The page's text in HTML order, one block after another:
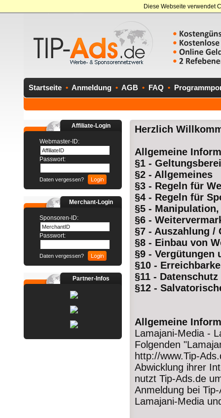
Diese Webseite verwendet
Startseite • Anmeldung • AGB • FAQ •
Affiliate-Login
Webmaster-ID:
Passwort:
Daten vergessen?
Merchant-Login
Sponsoren-ID:
Passwort:
Daten vergessen?
Partner-Infos
Herzlich
Allgemeine
§1 -
§2 - Allgemeines
§3 - Regeln für
§4 - Regeln für
§5 -
§6 -
§7 - Auszahlung /
§8 - Einbau von
§9 - Vergütungen
§10 -
§11 - Datenschutz
§12 -
Allgemeine
Lamajani-Media -
Folgenden
http://www.Tip-
Abwicklung ihrer
nutzt Tip-Ads.de
Anmeldung bei
Lamajani-Media